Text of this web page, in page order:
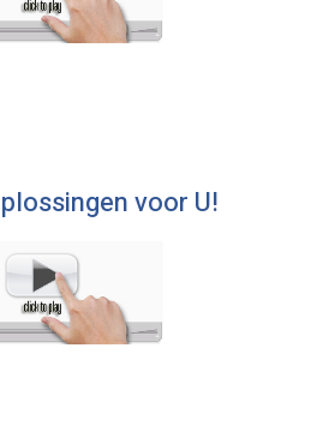
voor U!